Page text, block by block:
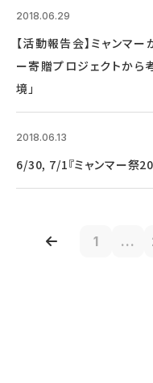
2018.06.29
【活動報告会】ミャンマー
ー寄贈プロジェクトから
境」
2018.06.13
6/30, 7/1『ミャンマー祭
1 ...